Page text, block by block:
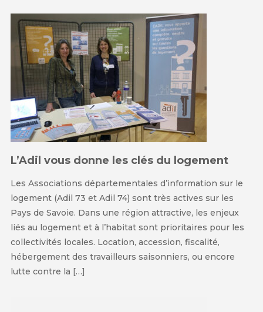
L’Adil vous donne les clés du logement
Les Associations départementales d’information sur le
logement (Adil 73 et Adil 74) sont très actives sur les
Pays de Savoie. Dans une région attractive, les enjeux
liés au logement et à l’habitat sont prioritaires pour les
collectivités locales. Location, accession, fiscalité,
hébergement des travailleurs saisonniers, ou encore
lutte contre la […]